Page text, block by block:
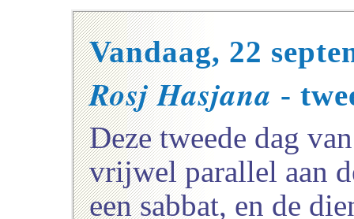
Vandaag, 22
Rosj Hasjana -
Deze tweede dag
vrijwel parallel aan
een sabbat, en de